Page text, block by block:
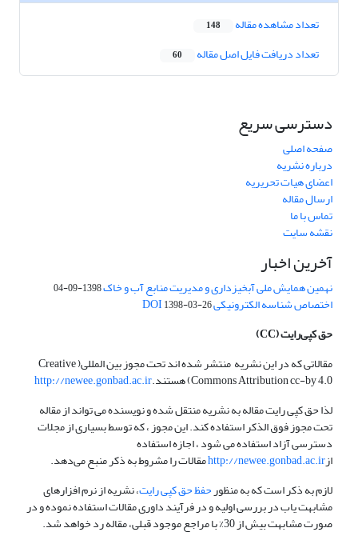
تعداد مشاهده مقاله 148
تعداد دریافت فایل اصل مقاله 60
دسترسی سریع
صفحه اصلی
درباره نشریه
اعضای هیات تحریریه
ارسال مقاله
تماس با ما
نقشه سایت
آخرین اخبار
نهمین همایش ملی آبخیزداری و مدیریت منابع آب و خاک1398-09-04
اختصاص شناسه الکترونیکی DOI1398-03-26
حق کپی‌رایت(CC)
مقالاتی که در این نشریه منتشر شده اند تحت مجوز بین المللی( Creative
Commons Attribution cc-by 4.0) هستند.
http://newee.gonbad.ac.ir
لذا حق کپی رایت مقاله به نشریه منتقل شده و نویسنده می تواند از مقاله
تحت مجوز فوق الذکر استفاده کند. این مجوز ، که توسط بسیاری از مجلات
دسترسی آزاد استفاده می شود ، اجازه استفاده
ازhttp://newee.gonbad.ac.irمقالات را مشروط به ذکر منبع می‌دهد.
لازم به ذکر است که به منظورحفظ حق کپی رایت، نشریه از نرم افزارهای
مشابهت یاب در بررسی اولیه و در فرآیند داوری مقالات استفاده نموده و در
صورت مشابهت بیش از 30% با مراجع موجود قبلی، مقاله رد خواهد شد.